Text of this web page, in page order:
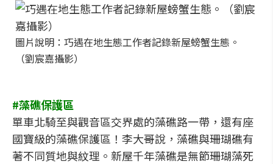
圖片說明：巧遇在地生態工作者記錄新屋螃蟹生態。
（劉宸嘉攝影）
#藻礁保護區
單車北騎至與觀音區交界處的藻礁路一帶，還有座
國寶級的藻礁保護區！李大哥說，藻礁與珊瑚礁有
著不同質地與紋理。新屋千年藻礁是無節珊瑚藻死